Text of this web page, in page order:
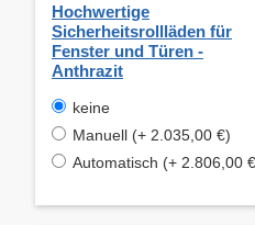
Hochwertige
Sicherheitsrollläden für
Fenster und Türen -
Anthrazit
keine
Manuell (+ 2.035,00 €)
Automatisch (+ 2.806,00